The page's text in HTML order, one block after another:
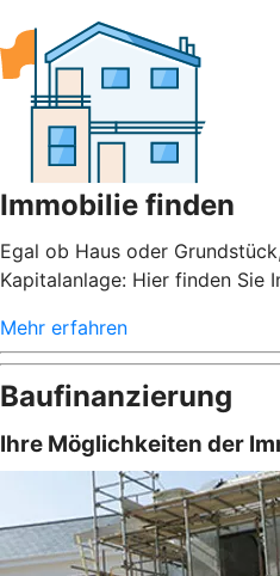
Immobilie finden
Egal ob Haus oder
Kapitalanlage: Hier finden Sie
Mehr erfahren
Baufinanzierung
Ihre Möglichkeiten der